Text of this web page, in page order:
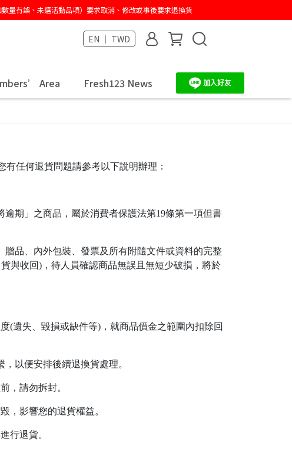
量有誤、未選活動品項）要求取消、修改或事後要求退換貨
EN ｜ TWD
Area Fresh123 News
任何退貨問題請參考以下說明辦理：
期」之商品，屬於消費者保護法第19條第一項但書
品、內外包裝、發票及所有附隨文件或資料的完整
與收回)，待人員確認商品無誤且無短少破損，將於
(遺失、毀損或缺件等)，就商品價金之範圍內扣除回
以便安排後續退換貨處理。
，請勿拆封。
，影響您的退貨權益。
行退貨。